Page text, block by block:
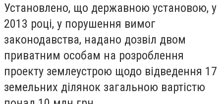
Установлено, що державною установою, у
2013 році, у порушення вимог
законодавства, надано дозвіл двом
приватним особам на розроблення
проекту землеустрою щодо відведення 17
земельних ділянок загальною вартістю